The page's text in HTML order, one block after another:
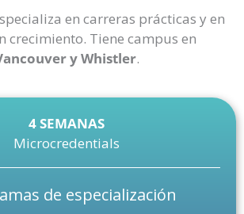
en carreras prácticas y en
crecimiento. Tiene campus en
y Whistler.
4 SEMANAS
Microcredentials
de especialización